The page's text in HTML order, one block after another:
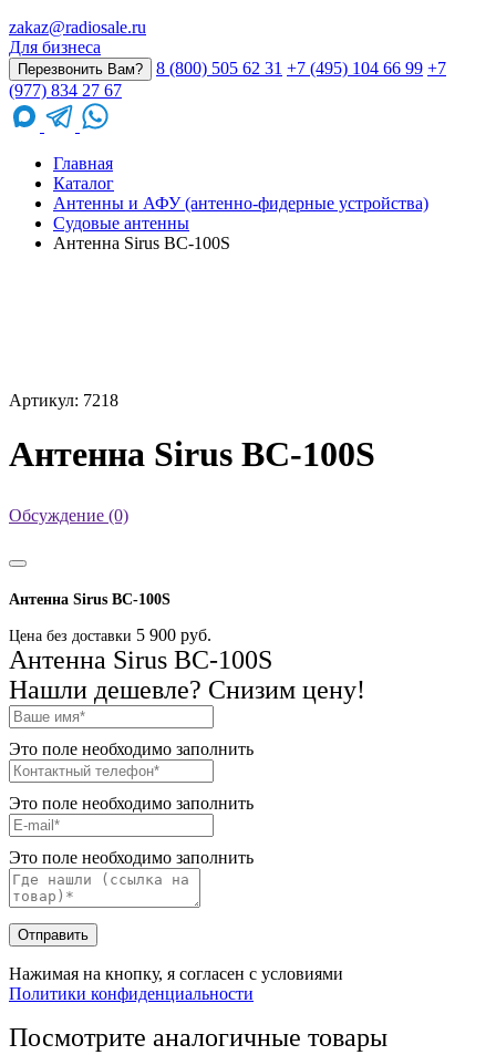
zakaz@radiosale.ru
Для бизнеса
Перезвонить Вам? 8 (800) 505 62 31 +7 (495) 104 66 99 +7
(977) 834 27 67
Главная
Каталог
Антенны и АФУ (антенно-фидерные устройства)
Судовые антенны
Антенна Sirus BC-100S
Артикул: 7218
Антенна Sirus BC-100S
Обсуждение (0)
Антенна Sirus BC-100S
Цена без доставки 5 900 руб.
Антенна Sirus BC-100S
Нашли дешевле? Снизим цену!
Это поле необходимо заполнить
Это поле необходимо заполнить
Это поле необходимо заполнить
Отправить
Нажимая на кнопку, я согласен с условиями
Политики конфиденциальности
Посмотрите аналогичные товары